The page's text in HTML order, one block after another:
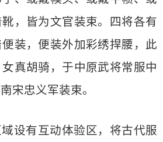
，皆为文官装束。四将各有
装，便装外加彩绣捍腰，此
真胡骑，于中原武将常服中
宋忠义军装束。
设有互动体验区，将古代服